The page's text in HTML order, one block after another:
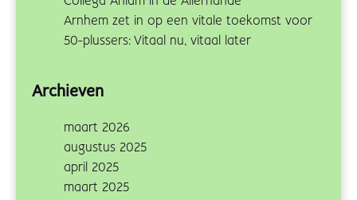
Arnhem zet in op een vitale toekomst voor
50-plussers: Vitaal nu, vitaal later
Archieven
maart 2026
augustus 2025
april 2025
maart 2025